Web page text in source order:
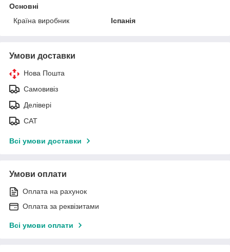
Основні
Країна виробник
Іспанія
Умови доставки
Нова Пошта
Самовивіз
Делівері
САТ
Всі умови доставки
Умови оплати
Оплата на рахунок
Оплата за реквізитами
Всі умови оплати